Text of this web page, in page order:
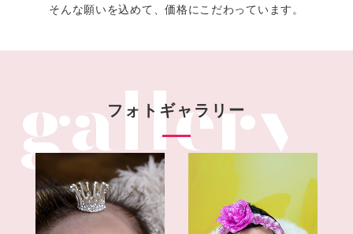
そんな願いを込めて、価格にこだわっています。
フォトギャラリー